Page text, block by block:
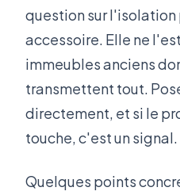
question sur
accessoire. Elle ne
immeubles anciens
transmettent tout.
directement, et si le
touche, c'est un signal.
Quelques points